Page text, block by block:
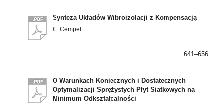
Synteza Układów Wibroizolacji z Kompensacją
C. Cempel
641–656
O Warunkach Koniecznych i Dostatecznych
Optymalizacji Sprężystych Płyt Siatkowych na
Minimum Odkształcalności